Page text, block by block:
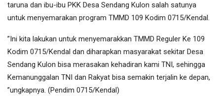
taruna dan ibu-ibu PKK Desa Sendang Kulon salah satunya
untuk menyemarakan program TMMD 109 Kodim 0715/Kendal.
”Ini kita lakukan untuk menyemarakkan TMMD Reguler Ke 109
Kodim 0715/Kendal dan diharapkan masyarakat sekitar Desa
Sendang Kulon bisa merasakan kehadiran kami TNI, sehingga
Kemanunggalan TNI dan Rakyat bisa semakin terjalin ke depan,
”ungkapnya. (Pendim 0715/Kendal)